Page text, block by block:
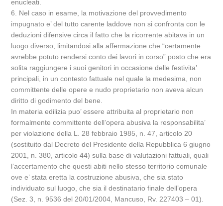
enucleati.
6. Nel caso in esame, la motivazione del provvedimento
impugnato e’ del tutto carente laddove non si confronta con le
deduzioni difensive circa il fatto che la ricorrente abitava in un
luogo diverso, limitandosi alla affermazione che “certamente
avrebbe potuto rendersi conto dei lavori in corso” posto che era
solita raggiungere i suoi genitori in occasione delle festivita’
principali, in un contesto fattuale nel quale la medesima, non
committente delle opere e nudo proprietario non aveva alcun
diritto di godimento del bene.
In materia edilizia puo’ essere attribuita al proprietario non
formalmente committente dell’opera abusiva la responsabilita’
per violazione della L. 28 febbraio 1985, n. 47, articolo 20
(sostituito dal Decreto del Presidente della Repubblica 6 giugno
2001, n. 380, articolo 44) sulla base di valutazioni fattuali, quali
l’accertamento che questi abiti nello stesso territorio comunale
ove e’ stata eretta la costruzione abusiva, che sia stato
individuato sul luogo, che sia il destinatario finale dell’opera
(Sez. 3, n. 9536 del 20/01/2004, Mancuso, Rv. 227403 – 01).